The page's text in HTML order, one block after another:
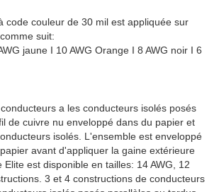
code couleur de 30 mil est appliquée sur
suit:
jaune I 10 AWG Orange I 8 AWG noir I 6
a les conducteurs isolés posés
de cuivre nu enveloppé dans du papier et
isolés. L'ensemble est enveloppé
avant d'appliquer la gaine extérieure
Elite est disponible en tailles: 14 AWG, 12
3 et 4 constructions de conducteurs